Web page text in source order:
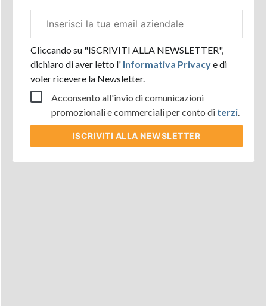
aziendale
Cliccando su "ISCRIVITI ALLA NEWSLETTER",
dichiaro di aver letto l'Informativa Privacye di
voler ricevere la Newsletter.
Acconsento all'invio di comunicazioni
promozionali e commerciali per conto di terzi.
ISCRIVITI ALLA NEWSLETTER